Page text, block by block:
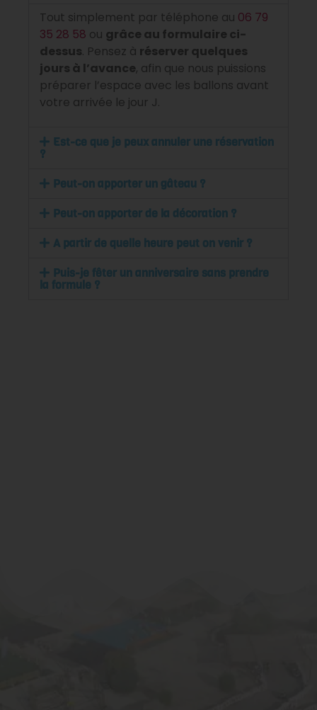
Tout simplement par téléphone au 06 79
35 28 58 ou grâce au formulaire ci-
dessus. Pensez à réserver quelques
jours à l’avance, afin que nous puissions
préparer l’espace avec les ballons avant
votre arrivée le jour J.
Est-ce que je peux annuler une réservation
?
Peut-on apporter un gâteau ?
Peut-on apporter de la décoration ?
A partir de quelle heure peut on venir ?
Puis-je fêter un anniversaire sans prendre
la formule ?